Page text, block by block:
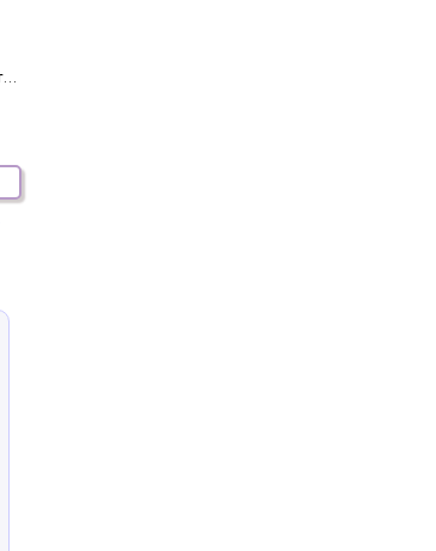
Carta delle spiagge della Sardegna. Con custodia